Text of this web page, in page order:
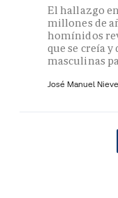
El hallazgo
millones de
homínidos
que se creía
masculinas
José Manuel